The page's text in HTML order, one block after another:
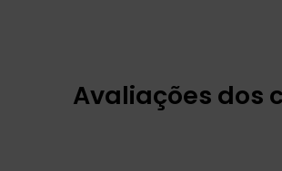
Avaliações dos